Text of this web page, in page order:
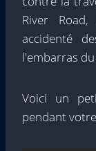
River
accidenté
l'embarras
Voici un
pendant